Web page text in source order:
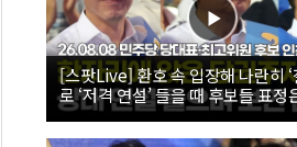
[스팟Live] 환호 속 입장해 나란히
로 ‘저격 연설’ 들을 때 후보들 표정
26.08.08 더불어민주당 당대표·최
보 인천 합동연설회